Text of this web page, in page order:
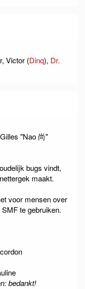
Victor (Dinq), Dr.
"Nao 尚"
bugs vindt,
maakt.
voor mensen over
te gebruiken.
bedankt!